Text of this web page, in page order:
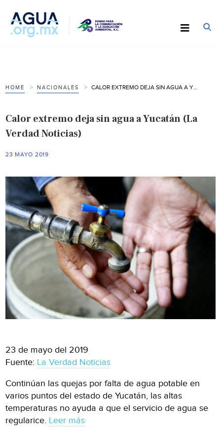
HOME NACIONALES
Calor extremo deja sin agua a Yucatán (La
Verdad Noticias)
23 MAYO 2019
23 de mayo del 2019
Fuente: La Verdad Noticias
Continúan las quejas por falta de agua potable en
varios puntos del estado de Yucatán, las altas
temperaturas no ayuda a que el servicio de agua se
regularice. Leer más